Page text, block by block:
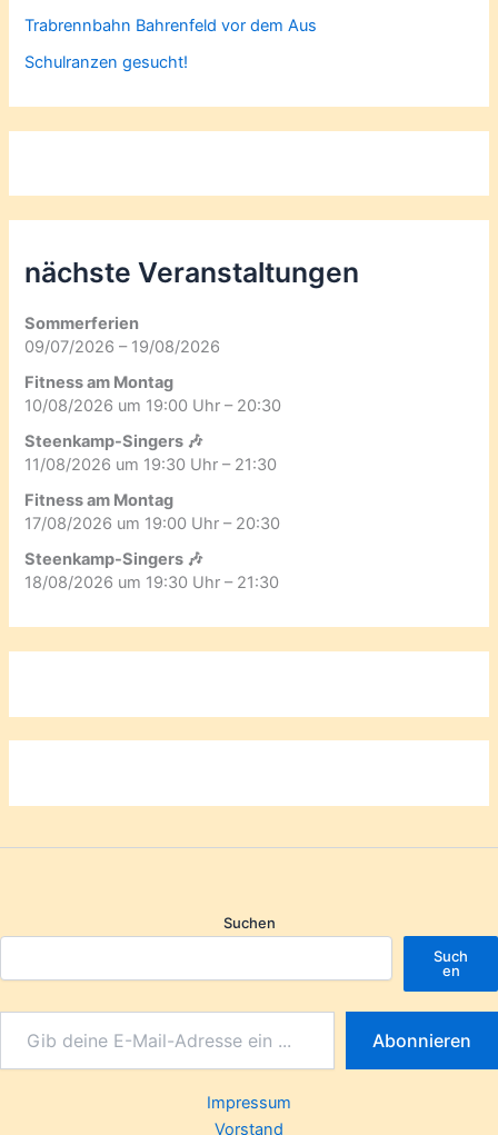
Trabrennbahn Bahrenfeld vor dem Aus
Schulranzen gesucht!
nächste Veranstaltungen
Sommerferien
09/07/2026 – 19/08/2026
Fitness am Montag
10/08/2026 um 19:00 Uhr – 20:30
Steenkamp-Singers 🎶
11/08/2026 um 19:30 Uhr – 21:30
Fitness am Montag
17/08/2026 um 19:00 Uhr – 20:30
Steenkamp-Singers 🎶
18/08/2026 um 19:30 Uhr – 21:30
Suchen
Such
en
Abonnieren
Impressum
Vorstand